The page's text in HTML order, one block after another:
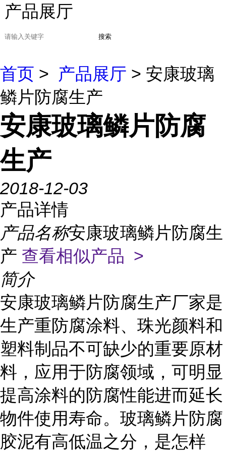
产品展厅
搜索
首页 > 产品展厅 > 安康玻璃
鳞片防腐生产
安康玻璃鳞片防腐
生产
2018-12-03
产品详情
产品名称安康玻璃鳞片防腐生
产 查看相似产品 >
简介
安康玻璃鳞片防腐生产厂家是
生产重防腐涂料、珠光颜料和
塑料制品不可缺少的重要原材
料，应用于防腐领域，可明显
提高涂料的防腐性能进而延长
物件使用寿命。玻璃鳞片防腐
胶泥有高低温之分，是怎样